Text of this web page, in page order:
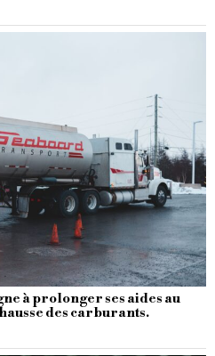
à prolonger ses aides au
des carburants.